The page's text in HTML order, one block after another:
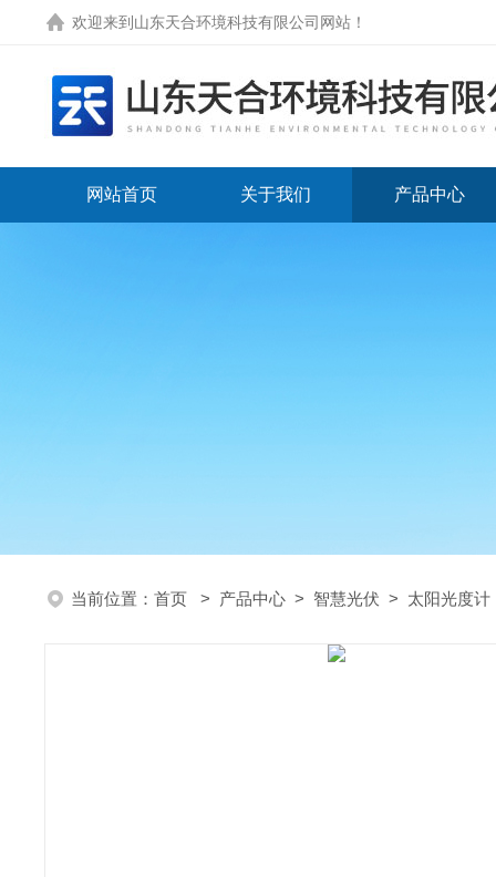
欢迎来到 山东天合环境科技有限公司网站 ！
网站首页 关于我们 产品中心
当前位置： 首页 > 产品中心 > 智慧光伏 > 太阳光度计